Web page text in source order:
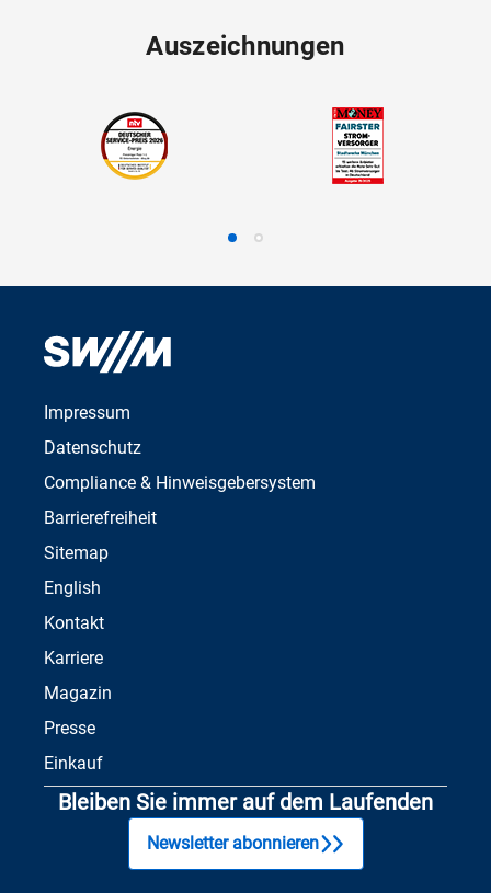
Auszeichnungen
Impressum
Datenschutz
Compliance & Hinweisgebersystem
Barrierefreiheit
Sitemap
English
Kontakt
Karriere
Magazin
Presse
Einkauf